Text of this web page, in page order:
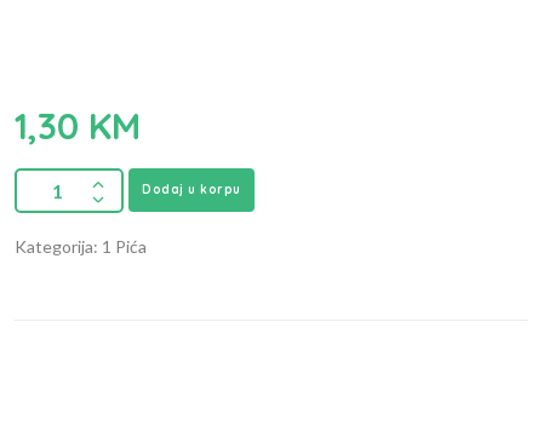
1,30 KM
Dodaj u korpu
Kategorija: 1 Pića